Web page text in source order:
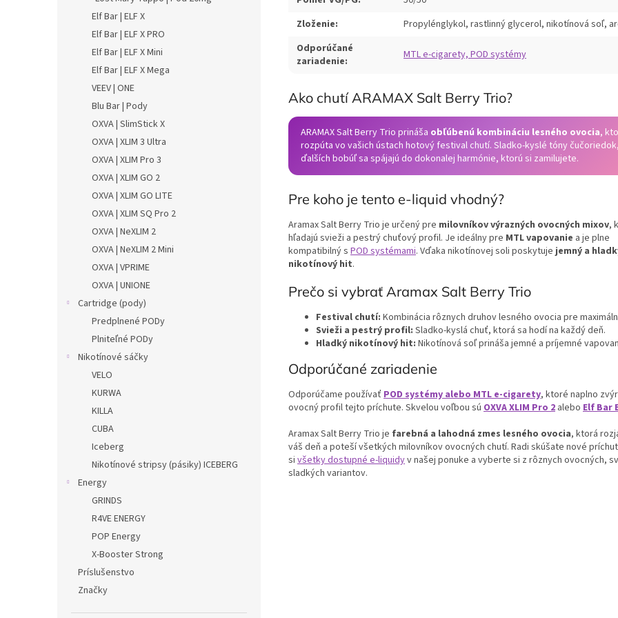
Elf Bar | ELF X
Elf Bar | ELF X PRO
Elf Bar | ELF X Mini
Elf Bar | ELF X Mega
VEEV | ONE
Blu Bar | Pody
OXVA | SlimStick X
OXVA | XLIM 3 Ultra
OXVA | XLIM Pro 3
OXVA | XLIM GO 2
OXVA | XLIM GO LITE
OXVA | XLIM SQ Pro 2
OXVA | NeXLIM 2
OXVA | NeXLIM 2 Mini
OXVA | VPRIME
OXVA | UNIONE
Cartridge (pody)
Predplnené PODy
Plniteľné PODy
Nikotínové sáčky
VELO
KURWA
KILLA
CUBA
Iceberg
Nikotínové stripsy (pásiky) ICEBERG
Energy
GRINDS
R4VE ENERGY
POP Energy
X-Booster Strong
Príslušenstvo
Značky
Zloženie:
Propylénglykol, rastlinný glycerol, nikotínová soľ,
Odporúčané
zariadenie:
MTL e-cigarety, POD systémy
Ako chutí ARAMAX Salt Berry Trio?
ARAMAX Salt Berry Trio prináša obľúbenú kombináciu lesného ovocia,
rozpúta vo vašich ústach hotový festival chutí. Sladko-kyslé tóny
ďalších bobúľ sa spájajú do dokonalej harmónie, ktorú si zamilujete.
Pre koho je tento e-liquid vhodný?
Aramax Salt Berry Trio je určený pre milovníkov výrazných ovocných mixov,
hľadajú svieži a pestrý chuťový profil. Je ideálny pre MTL vapovanie a je plne
kompatibilný s POD systémami. Vďaka nikotínovej soli poskytujejemný a
nikotínový hit.
Prečo si vybrať Aramax Salt Berry Trio
Festival chutí: Kombinácia rôznych druhov lesného ovocia pre
Svieži a pestrý profil: Sladko-kyslá chuť, ktorá sa hodí na každý deň.
Hladký nikotínový hit: Nikotínová soľ prináša jemné a príjemné
Odporúčané zariadenie
Odporúčame používať POD systémy alebo MTL e-cigarety, ktoré naplno
ovocný profil tejto príchute. Skvelou voľbou sú OXVA XLIM Pro 2 alebo Elf Bar
Aramax Salt Berry Trio je farebná a lahodná zmes lesného ovocia, ktorá
váš deň a poteší všetkých milovníkov ovocných chutí. Radi skúšate nové
si všetky dostupné e-liquidyv našej ponuke a vyberte si z rôznych ovocných,
sladkých variantov.